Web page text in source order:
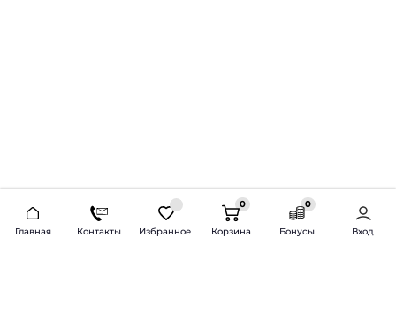
Главная Контакты Избранное
0
Корзина
0
Бонусы Вход
2026 © Продажа и установка автозвука.
Доставка по всей России и СНГ